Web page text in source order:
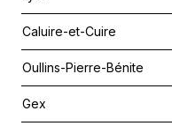
Caluire-et-Cuire
Oullins-Pierre-Bénite
Gex